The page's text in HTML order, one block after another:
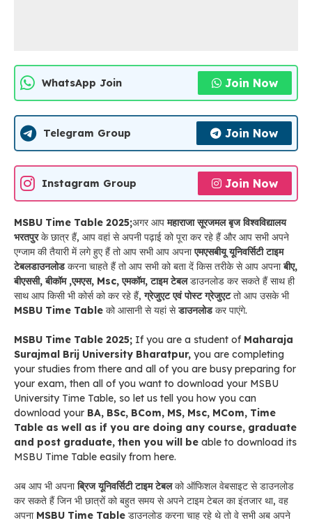
WhatsApp Join Join Now
Telegram Group Join Now
Instagram Group Join Now
MSBU Time Table 2025;अगर आपमहाराजा सूरजमल बृज विश्वविद्यालय
भरतपुरके छात्र हैं, आप वहां से अपनी पढ़ाई को पूरा कर रहे हैं और आप सभी अपने
एग्जाम की तैयारी में लगे हुए हैं तो आप सभी आप अपनाएमएसबीयू यूनिवर्सिटी टाइम
टेबलडाउनलोडकरना चाहते हैं तो आप सभी को बता दें किस तरीके से आप अपनाबीए,
बीएससी, बीकॉम ,एमएस, Msc, एमकॉम, टाइम टेबलडाउनलोड कर सकते हैं साथ ही
साथ आप किसी भी कोर्स को कर रहे हैं,ग्रेजुएट एवं पोस्ट ग्रेजुएटतो आप उसके भी
MSBU Time Table को आसानी से यहां सेडाउनलोडकर पाएंगे.
MSBU Time Table 2025; If you are a student ofMaharaja
Surajmal Brij University Bharatpur, you are completing
your studies from there and all of you are busy preparing for
your exam, then all of you want to download your MSBU
University Time Table, so let us tell you how you can
download your BA, BSc, BCom, MS, Msc, MCom, Time
Table as well as if you are doing any course, graduate
and post graduate, then you will be able to download its
MSBU Time Table easily from here.
अब आप भी अपनाब्रिज यूनिवर्सिटी टाइम टेबलको ऑफिशल वेबसाइट से डाउनलोड
कर सकते हैं जिन भी छात्रों को बहुत समय से अपने टाइम टेबल का इंतजार था, वह
अपना MSBU Time Table डाउनलोड करना चाह रहे थे तो वे सभी अब अपने